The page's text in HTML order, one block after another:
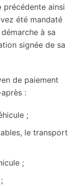
précédente ainsi
été mandaté
à sa
signée de sa
de paiement
:
;
le transport
;